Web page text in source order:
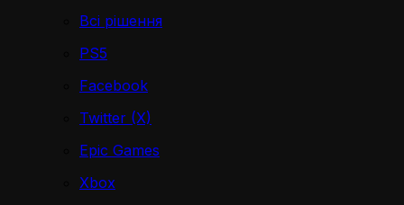
Всі рішення
PS5
Facebook
Twitter (X)
Epic Games
Xbox